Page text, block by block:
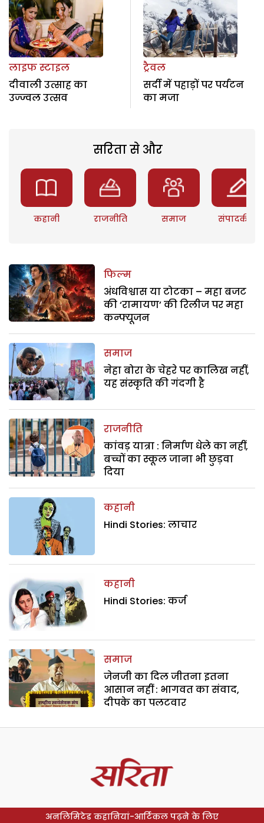
लाइफ स्टाइल
दीवाली उत्साह का
उज्ज्वल उत्सव
ट्रैवल
सर्दी में पहाड़ों पर पर्यटन
का मजा
सरिता से और
कहानी राजनीति समाज संपादकीय
फिल्म
अंधविश्वास या टोटका – महा बजट
की ‘रामायण’ की रिलीज पर महा
कन्फ्यूजन
समाज
नेहा बोरा के चेहरे पर कालिख नहीं,
यह संस्कृति की गंदगी है
राजनीति
कांवड़ यात्रा : निर्माण धेले का नहीं,
बच्चों का स्कूल जाना भी छुड़वा
दिया
कहानी
Hindi Stories: लाचार
कहानी
Hindi Stories: कर्ज
समाज
जेनजी का दिल जीतना इतना
आसान नहीं : भागवत का संवाद,
दीपके का पलटवार
अनलिमिटेड कहानियां-आर्टिकल पढ़ने के लिए